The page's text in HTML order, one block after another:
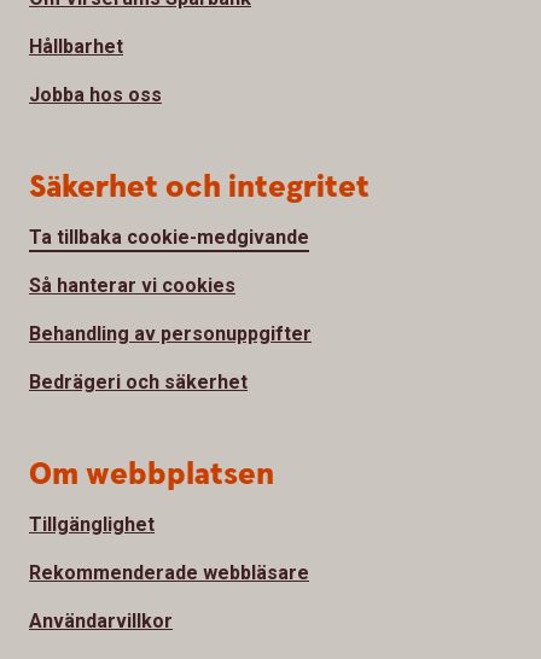
Hållbarhet
Jobba hos oss
Säkerhet och integritet
Ta tillbaka cookie-medgivande
Så hanterar vi cookies
Behandling av personuppgifter
Bedrägeri och säkerhet
Om webbplatsen
Tillgänglighet
Rekommenderade webbläsare
Användarvillkor